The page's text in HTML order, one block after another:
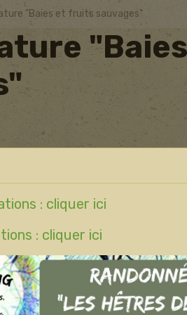
"Baies et fruits sauvages"
: cliquer ici
: cliquer ici